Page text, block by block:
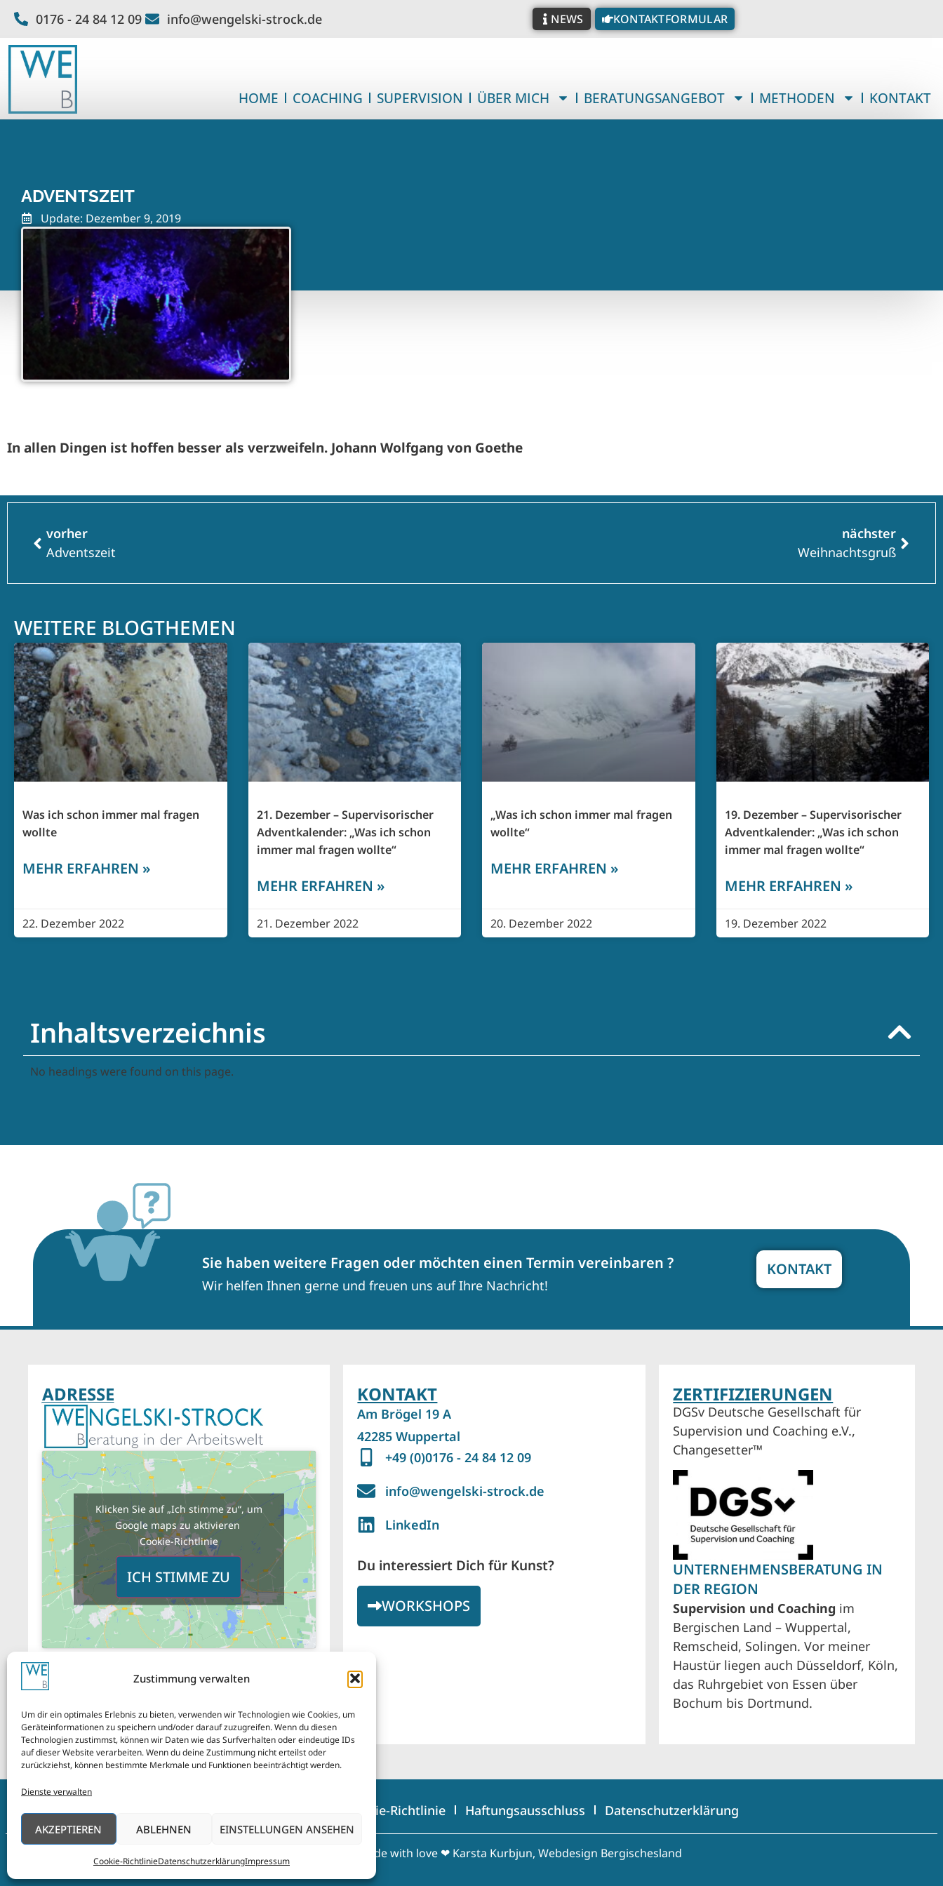
Zustimmung verwalten
Um dir ein optimales Erlebnis zu bieten, verwenden wir Technologien wie Cookies, um
Geräteinformationen zu speichern und/oder darauf zuzugreifen. Wenn du diesen
Technologien zustimmst, können wir Daten wie das Surfverhalten oder eindeutige IDs
auf dieser Website verarbeiten. Wenn du deine Zustimmung nicht erteilst oder
zurückziehst, können bestimmte Merkmale und Funktionen beeinträchtigt werden.
Dienste verwalten
AKZEPTIEREN ABLEHNEN EINSTELLUNGEN ANSEHEN
Cookie-RichtlinieDatenschutzerklärungImpressum
0176 - 24 84 12 09 info@wengelski-strock.de NEWS KONTAKTFORMULAR
HOME COACHING SUPERVISION ÜBER MICH BERATUNGSANGEBOT METHODEN KONTAKT
ADVENTSZEIT
Update: Dezember 9, 2019
In allen Dingen ist hoffen besser als verzweifeln. Johann Wolfgang von Goethe
vorher
Adventszeit
nächster
Weihnachtsgruß
WEITERE BLOGTHEMEN
Was ich schon immer mal fragen
wollte
MEHR ERFAHREN »
22. Dezember 2022
21. Dezember – Supervisorischer
Adventkalender: „Was ich schon
immer mal fragen wollte“
MEHR ERFAHREN »
21. Dezember 2022
„Was ich schon immer mal fragen
wollte“
MEHR ERFAHREN »
20. Dezember 2022
19. Dezember – Supervisorischer
Adventkalender: „Was ich schon
immer mal fragen wollte“
MEHR ERFAHREN »
19. Dezember 2022
Inhaltsverzeichnis
No headings were found on this page.
Sie haben weitere Fragen oder möchten einen Termin vereinbaren ?
Wir helfen Ihnen gerne und freuen uns auf Ihre Nachricht!
KONTAKT
ADRESSE
Klicken Sie auf „Ich stimme zu“, um
Google maps zu aktivieren
Cookie-Richtlinie
ICH STIMME ZU
KONTAKT
Am Brögel 19 A
42285 Wuppertal
+49 (0)0176 - 24 84 12 09
info@wengelski-strock.de
LinkedIn
Du interessiert Dich für Kunst?
WORKSHOPS
ZERTIFIZIERUNGEN
DGSv Deutsche Gesellschaft für
Supervision und Coaching e.V.,
Changesetter™
UNTERNEHMENSBERATUNG IN
DER REGION
Supervision und Coaching im
Bergischen Land – Wuppertal,
Remscheid, Solingen. Vor meiner
Haustür liegen auch Düsseldorf, Köln,
das Ruhrgebiet von Essen über
Bochum bis Dortmund.
Cookie-Richtlinie Haftungsausschluss Datenschutzerklärung
made with love ❤ Karsta Kurbjun, Webdesign Bergischesland